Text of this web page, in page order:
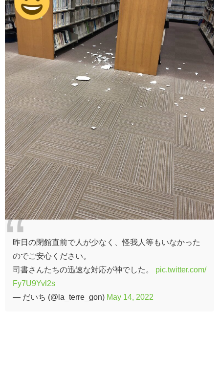
昨日の閉館直前で人が少なく、怪我人等もいなかった
のでご安心ください。
司書さんたちの迅速な対応が神でした。 pic.twitter.com/
Fy7U9Yvl2s
— だいち (@la_terre_gon) May 14, 2022